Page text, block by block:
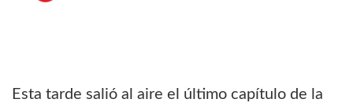
Esta tarde salió al aire el último capítulo de la